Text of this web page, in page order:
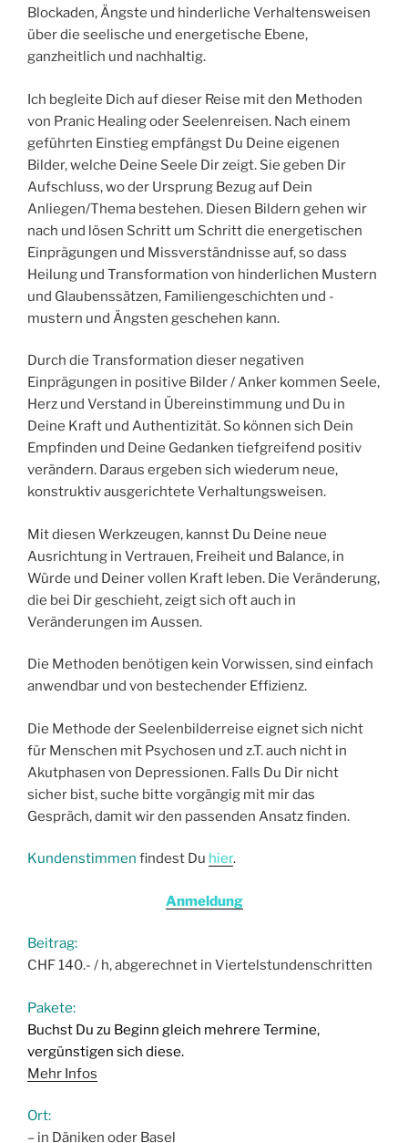
Blockaden, Ängste und hinderliche Verhaltensweisen
über die seelische und energetische Ebene,
ganzheitlich und nachhaltig.
Ich begleite Dich auf dieser Reise mit den Methoden
von Pranic Healing oder Seelenreisen. Nach einem
geführten Einstieg empfängst Du Deine eigenen
Bilder, welche Deine Seele Dir zeigt. Sie geben Dir
Aufschluss, wo der Ursprung Bezug auf Dein
Anliegen/Thema bestehen. Diesen Bildern gehen wir
nach und lösen Schritt um Schritt die energetischen
Einprägungen und Missverständnisse auf, so dass
Heilung und Transformation von hinderlichen Mustern
und Glaubenssätzen, Familiengeschichten und -
mustern und Ängsten geschehen kann.
Durch die Transformation dieser negativen
Einprägungen in positive Bilder / Anker kommen Seele,
Herz und Verstand in Übereinstimmung und Du in
Deine Kraft und Authentizität. So können sich Dein
Empfinden und Deine Gedanken tiefgreifend positiv
verändern. Daraus ergeben sich wiederum neue,
konstruktiv ausgerichtete Verhaltungsweisen.
Mit diesen Werkzeugen, kannst Du Deine neue
Ausrichtung in Vertrauen, Freiheit und Balance, in
Würde und Deiner vollen Kraft leben. Die Veränderung,
die bei Dir geschieht, zeigt sich oft auch in
Veränderungen im Aussen.
Die Methoden benötigen kein Vorwissen, sind einfach
anwendbar und von bestechender Effizienz.
Die Methode der Seelenbilderreise eignet sich nicht
für Menschen mit Psychosen und z.T. auch nicht in
Akutphasen von Depressionen. Falls Du Dir nicht
sicher bist, suche bitte vorgängig mit mir das
Gespräch, damit wir den passenden Ansatz finden.
Kundenstimmen findest Du hier.
Anmeldung
Beitrag:
CHF 140.- / h, abgerechnet in Viertelstundenschritten
Pakete:
Buchst Du zu Beginn gleich mehrere Termine,
vergünstigen sich diese.
Mehr Infos
Ort:
– in Däniken oder Basel